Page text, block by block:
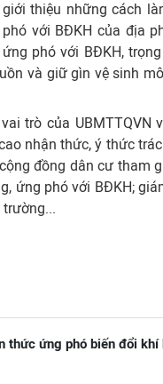
thiệu những cách
với BĐKH của địa
phó với BĐKH,
và giữ gìn vệ sinh
trò của UBMTTQVN
nhận thức, ý thức
đồng dân cư tham
ứng phó với BĐKH;
thức ứng phó biến đổi